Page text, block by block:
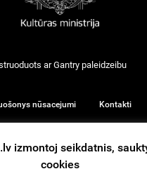
arGantry paleidzeibu
nūsacejumi Kontakti
© 2026
izmontoj seikdatnis,
cookies